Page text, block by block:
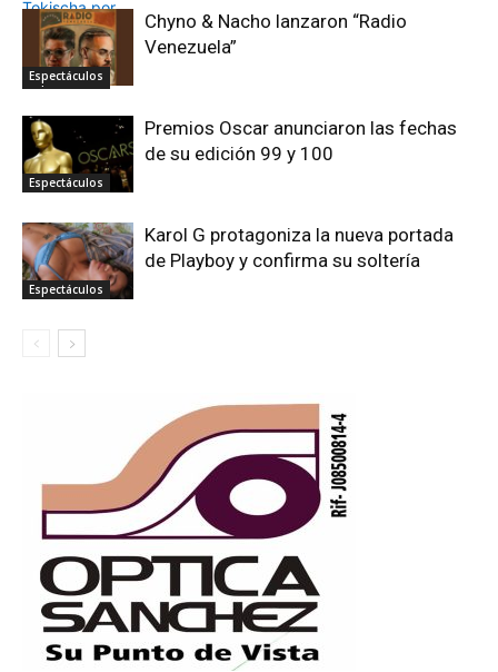
Espectáculos
Espectáculos
Chyno & Nacho lanzaron “Radio
Venezuela”
Espectáculos
Premios Oscar anunciaron las fechas
de su edición 99 y 100
Espectáculos
Karol G protagoniza la nueva portada
de Playboy y confirma su soltería